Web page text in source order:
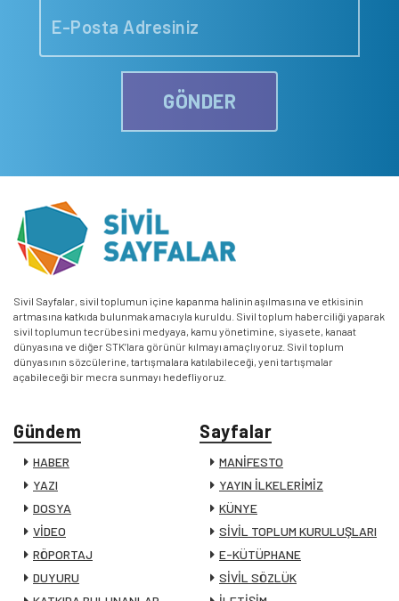
GÖNDER
Sivil Sayfalar, sivil toplumun içine kapanma halinin aşılmasına ve etkisinin
artmasına katkıda bulunmak amacıyla kuruldu. Sivil toplum haberciliği yaparak
sivil toplumun tecrübesini medyaya, kamu yönetimine, siyasete, kanaat
dünyasına ve diğer STK’lara görünür kılmayı amaçlıyoruz. Sivil toplum
dünyasının sözcülerine, tartışmalara katılabileceği, yeni tartışmalar
açabileceği bir mecra sunmayı hedefliyoruz.
Gündem
HABER
YAZI
DOSYA
VİDEO
RÖPORTAJ
DUYURU
Sayfalar
MANİFESTO
YAYIN İLKELERİMİZ
KÜNYE
SİVİL TOPLUM KURULUŞLARI
E-KÜTÜPHANE
SİVİL SÖZLÜK